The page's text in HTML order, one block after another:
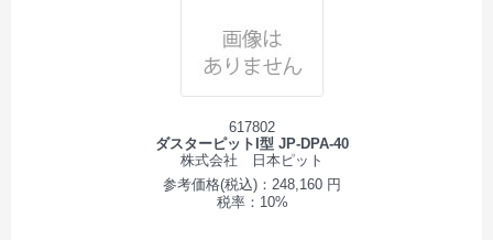
617802
ダスターピットI型 JP-DPA-40
株式会社 日本ピット
参考価格(税込)：248,160 円
税率：10%